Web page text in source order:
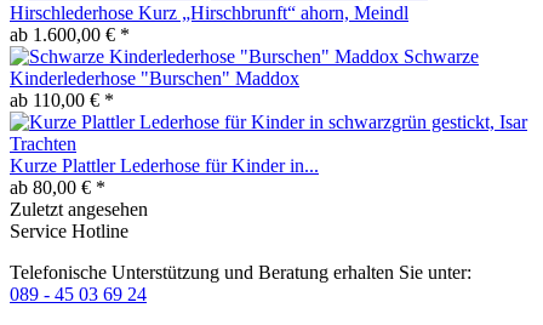
Hirschlederhose Kurz „Hirschbrunft“ ahorn, Meindl
ab 1.600,00 € *
Schwarze
Kinderlederhose "Burschen" Maddox
ab 110,00 € *
Kurze Plattler Lederhose für Kinder in...
ab 80,00 € *
Zuletzt angesehen
Service Hotline
Telefonische Unterstützung und Beratung erhalten Sie unter:
089 - 45 03 69 24